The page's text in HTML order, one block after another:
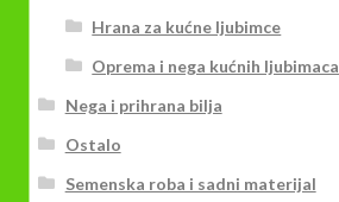
Hrana za kućne ljubimce
Oprema i nega kućnih ljubimaca
Nega i prihrana bilja
Ostalo
Semenska roba i sadni materijal